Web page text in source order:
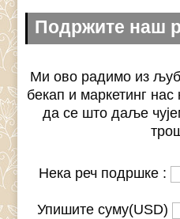
Подржите наш
Ми ово радимо из
бекап и маркетинг
да се што даље
Нека реч подршке :
Упишите суму(USD)